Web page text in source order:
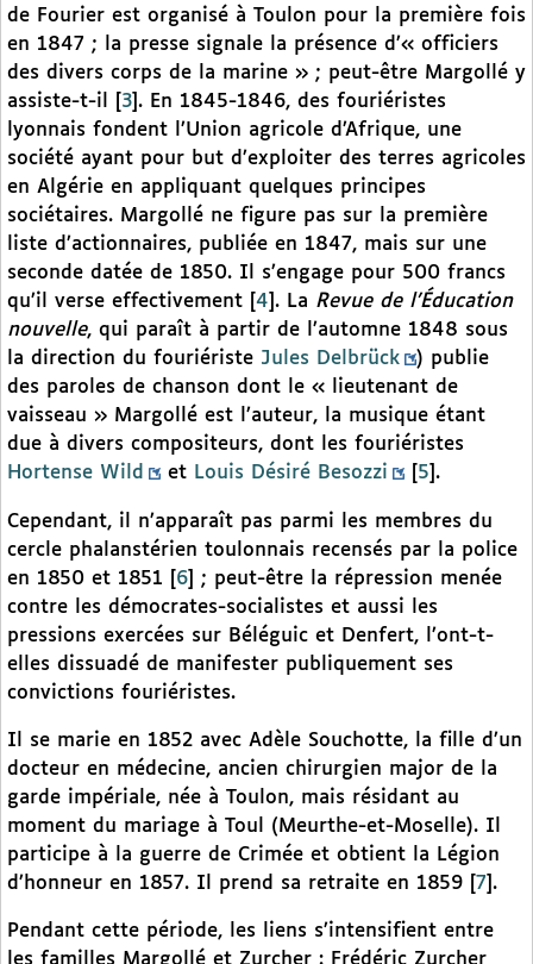
de Fourier est organisé à Toulon pour la première fois
en 1847 ; la presse signale la présence d’« officiers
des divers corps de la marine » ; peut-être Margollé y
assiste-t-il
3 . En 1845-1846, des fouriéristes
lyonnais fondent l’Union agricole d’Afrique, une
société ayant pour but d’exploiter des terres agricoles
en Algérie en appliquant quelques principes
sociétaires. Margollé ne figure pas sur la première
liste d’actionnaires, publiée en 1847, mais sur une
seconde datée de 1850. Il s’engage pour 500 francs
qu’il verse effectivement
4 . La Revue de l’Éducation
nouvelle, qui paraît à partir de l’automne 1848 sous
la direction du fouriériste Jules Delbrück
) publie
des paroles de chanson dont le « lieutenant de
vaisseau » Margollé est l’auteur, la musique étant
due à divers compositeurs, dont les fouriéristes
Hortense Wild
et Louis Désiré Besozzi 5 .
Cependant, il n’apparaît pas parmi les membres du
cercle phalanstérien toulonnais recensés par la police
en 1850 et 1851
6
; peut-être la répression menée
contre les démocrates-socialistes et aussi les
pressions exercées sur Béléguic et Denfert, l’ont-t-
elles dissuadé de manifester publiquement ses
convictions fouriéristes.
Il se marie en 1852 avec Adèle Souchotte, la fille d’un
docteur en médecine, ancien chirurgien major de la
garde impériale, née à Toulon, mais résidant au
moment du mariage à Toul (Meurthe-et-Moselle). Il
participe à la guerre de Crimée et obtient la Légion
d’honneur en 1857. Il prend sa retraite en 1859
7 .
Pendant cette période, les liens s’intensifient entre